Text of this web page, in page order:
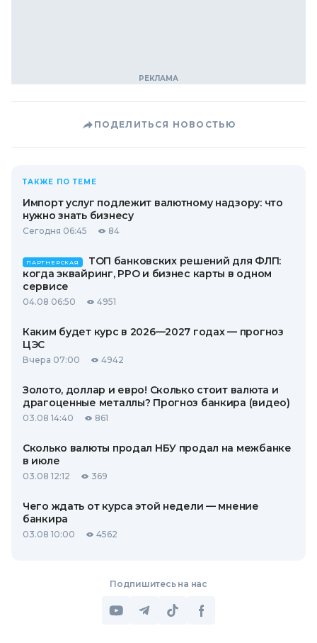
ПОДЕЛИТЬСЯ НОВОСТЬЮ
ТАКЖЕ ПО ТЕМЕ
Импорт услуг подлежит валютному надзору: что
нужно знать бизнесу
Сегодня 06:45 84
ПАРТНЕРСКАЯ
ТОП банковских решений для ФЛП:
когда эквайринг, РРО и бизнес карты в одном
сервисе
04.08 06:50 4951
Каким будет курс в 2026—2027 годах — прогноз
ЦЭС
Вчера 07:00 4942
Золото, доллар и евро! Сколько стоит валюта и
драгоценные металлы? Прогноз банкира (видео)
03.08 14:40 861
Сколько валюты продал НБУ продал на межбанке
в июле
03.08 12:12 369
Чего ждать от курса этой недели — мнение
банкира
03.08 10:00 4562
Подпишитесь на нас